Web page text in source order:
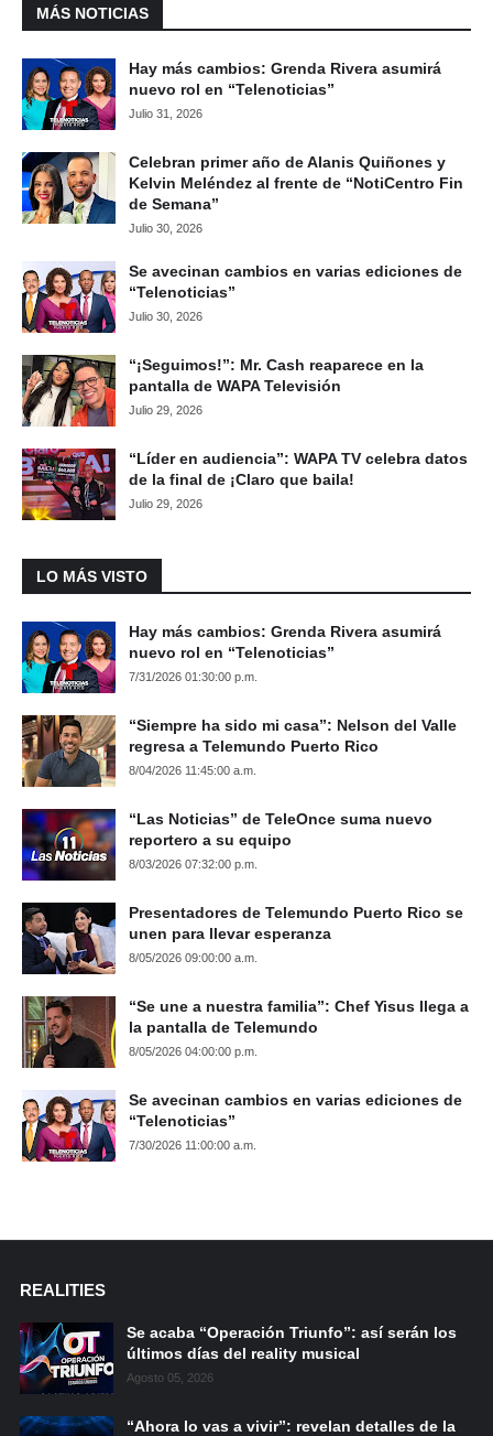
MÁS NOTICIAS
Hay más cambios: Grenda Rivera asumirá
nuevo rol en “Telenoticias”
Julio 31, 2026
Celebran primer año de Alanis Quiñones y
Kelvin Meléndez al frente de “NotiCentro Fin
de Semana”
Julio 30, 2026
Se avecinan cambios en varias ediciones de
“Telenoticias”
Julio 30, 2026
“¡Seguimos!”: Mr. Cash reaparece en la
pantalla de WAPA Televisión
Julio 29, 2026
“Líder en audiencia”: WAPA TV celebra datos
de la final de ¡Claro que baila!
Julio 29, 2026
LO MÁS VISTO
Hay más cambios: Grenda Rivera asumirá
nuevo rol en “Telenoticias”
7/31/2026 01:30:00 p.m.
“Siempre ha sido mi casa”: Nelson del Valle
regresa a Telemundo Puerto Rico
8/04/2026 11:45:00 a.m.
“Las Noticias” de TeleOnce suma nuevo
reportero a su equipo
8/03/2026 07:32:00 p.m.
Presentadores de Telemundo Puerto Rico se
unen para llevar esperanza
8/05/2026 09:00:00 a.m.
“Se une a nuestra familia”: Chef Yisus llega a
la pantalla de Telemundo
8/05/2026 04:00:00 p.m.
Se avecinan cambios en varias ediciones de
“Telenoticias”
7/30/2026 11:00:00 a.m.
REALITIES
Se acaba “Operación Triunfo”: así serán los
últimos días del reality musical
Agosto 05, 2026
“Ahora lo vas a vivir”: revelan detalles de la